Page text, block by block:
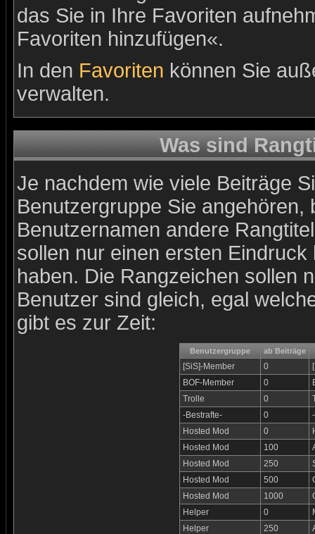
das Sie in Ihre Favoriten
Favoriten hinzufügen«.
In den Favoriten können Sie
verwalten.
Was sind
Je nachdem wie viele Beiträge
Benutzergruppe Sie
Benutzernamen andere
sollen nur einen ersten
haben. Die Rangzeichen sollen
Benutzer sind gleich, egal
gibt es zur Zeit:
Benutzergruppe ab Beiträge
[SiS]-Member 0
BOF-Member
0
Trolle
0
-Bestrafte-
0
Hosted Mod
0
Hosted Mod
100
Hosted Mod
250
Hosted Mod
500
Hosted Mod
1000
Helper
0
Helper
250